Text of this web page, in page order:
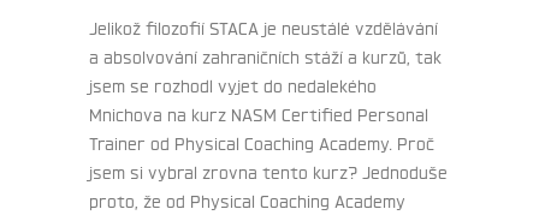
Jelikož filozofií STACA je neustálé vzdělávání
a absolvování zahraničních stáží a kurzů, tak
jsem se rozhodl vyjet do nedalekého
Mnichova na kurz NASM Certified Personal
Trainer od Physical Coaching Academy. Proč
jsem si vybral zrovna tento kurz? Jednoduše
proto, že od Physical Coaching Academy